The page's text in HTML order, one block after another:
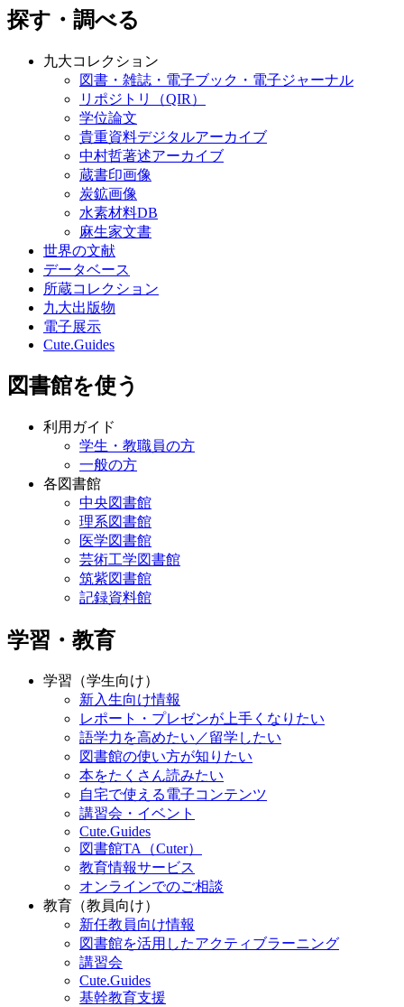
探す・調べる
九大コレクション
図書・雑誌・電子ブック・電子ジャーナル
リポジトリ（QIR）
学位論文
貴重資料デジタルアーカイブ
中村哲著述アーカイブ
蔵書印画像
炭鉱画像
水素材料DB
麻生家文書
世界の文献
データベース
所蔵コレクション
九大出版物
電子展示
Cute.Guides
図書館を使う
利用ガイド
学生・教職員の方
一般の方
各図書館
中央図書館
理系図書館
医学図書館
芸術工学図書館
筑紫図書館
記録資料館
学習・教育
学習（学生向け）
新入生向け情報
レポート・プレゼンが上手くなりたい
語学力を高めたい／留学したい
図書館の使い方が知りたい
本をたくさん読みたい
自宅で使える電子コンテンツ
講習会・イベント
Cute.Guides
図書館TA（Cuter）
教育情報サービス
オンラインでのご相談
教育（教員向け）
新任教員向け情報
図書館を活用したアクティブラーニング
講習会
Cute.Guides
基幹教育支援